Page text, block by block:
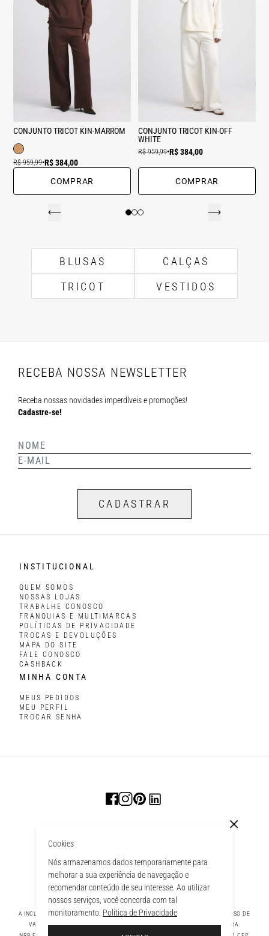
Cookies
Nós armazenamos dados temporariamente para
melhorar a sua experiência de navegação e
recomendar conteúdo de seu interesse. Ao utilizar
nossos serviços, você concorda com tal
monitoramento. Política de Privacidade
CONJUNTO TRICOT KIN-MARROM
R$ 959,99•R$ 384,00
COMPRAR
CONJUNTO TRICOT KIN-OFF
WHITE
R$ 959,99•R$ 384,00
COMPRAR
BLUSAS
CALÇAS
TRICOT
VESTIDOS
RECEBA NOSSA NEWSLETTER
Receba nossas novidades imperdíveis e promoções!
Cadastre-se!
CADASTRAR
INSTITUCIONAL
QUEM SOMOS
NOSSAS LOJAS
TRABALHE CONOSCO
FRANQUIAS E MULTIMARCAS
POLÍTICAS DE PRIVACIDADE
TROCAS E DEVOLUÇÕES
MAPA DO SITE
FALE CONOSCO
CASHBACK
MINHA CONTA
MEUS PEDIDOS
MEU PERFIL
TROCAR SENHA
A INCLUSÃO DE UM PRODUTO NA SACOLA NÃO GARANTE SEU PREÇO. EM CASO DE
VARIAÇÃO, PREVALECERÁ O PREÇO VIGENTE NA FINALIZAÇÃO DA COMPRA.